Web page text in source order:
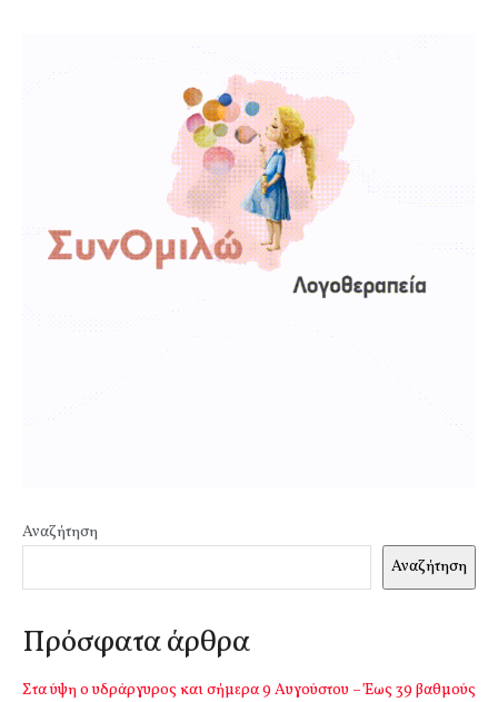
Αναζήτηση
Αναζήτηση
Πρόσφατα άρθρα
Στα ύψη ο υδράργυρος και σήμερα 9 Αυγούστου – Έως 39 βαθμούς